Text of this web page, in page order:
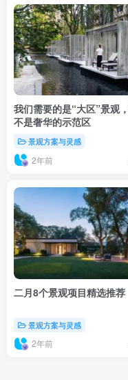
我们需要的是“大区”景观
不是奢华的示范区
景观方案与灵感
2年前
二月8个景观项目精选推荐
景观方案与灵感
2年前